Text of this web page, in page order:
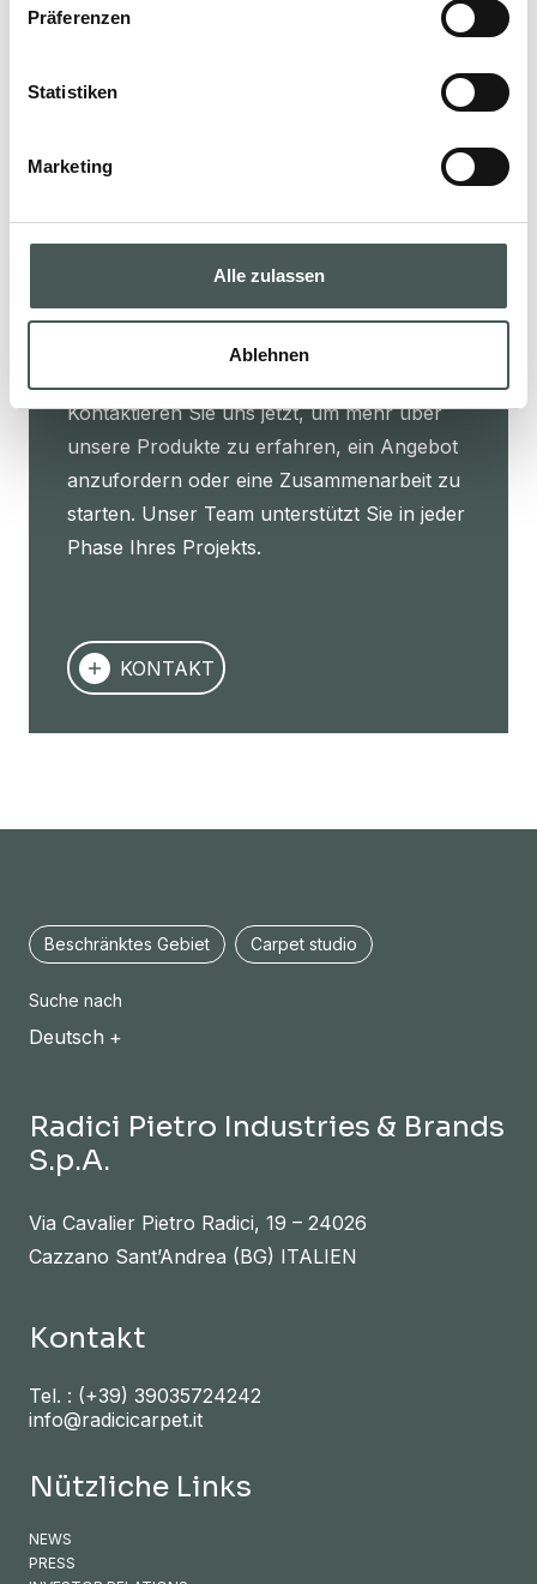
Präferenzen
Statistiken
Marketing
Alle zulassen
Ablehnen
Entdecken Sie unsere textilen Bodenbeläge
gestalten Sie Ihre Räume mit Stil und
Kontaktieren Sie uns
Kontaktieren Sie uns jetzt, um mehr über
unsere Produkte zu erfahren, ein Angebot
anzufordern oder eine Zusammenarbeit zu
starten. Unser Team unterstützt Sie in jeder
Phase Ihres Projekts.
KONTAKT
Beschränktes Gebiet Carpet studio
Suche nach
Deutsch
Radici Pietro Industries & Brands
S.p.A.
Via Cavalier Pietro Radici, 19 – 24026
Cazzano Sant’Andrea (BG) ITALIEN
Kontakt
Tel. : (+39) 39035724242
info@radicicarpet.it
Nützliche Links
NEWS
PRESS